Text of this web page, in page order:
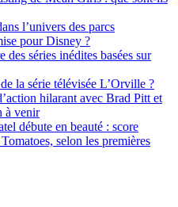
l’univers des parcs
pour Disney ?
séries inédites basées sur
la série télévisée L’Orville ?
hilarant avec Brad Pitt et
à venir
débute en beauté : score
selon les premières